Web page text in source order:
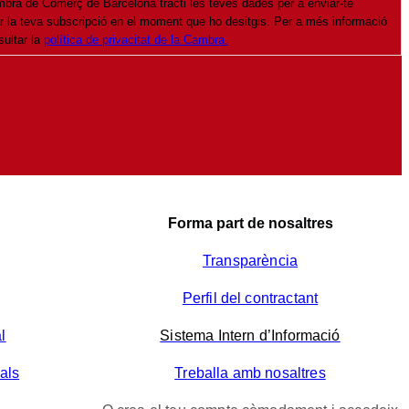
de Comerç de Barcelona tracti les teves dades per a enviar-te
la teva subscripció en el moment que ho desitgis. Per a més informació
la política de privacitat de la Cambra.
Forma part de nosaltres
Transparència
Perfil del contractant
Sistema Intern d’Informació
Treballa amb nosaltres